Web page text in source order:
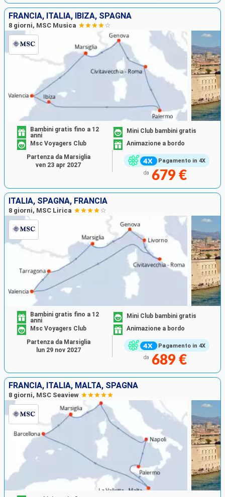
FRANCIA, ITALIA, IBIZA, SPAGNA
8 giorni, MSC Musica
Pagamento in 4X
Bambini gratis fino a 12
anni
Mini Club bambini gratis
Msc Voyagers Club
Animazione a bordo
da 679 €
Partenza da Marsiglia
ven 23 apr 2027
ITALIA, SPAGNA, FRANCIA
8 giorni, MSC Lirica
Pagamento in 4X
Bambini gratis fino a 12
anni
Mini Club bambini gratis
Msc Voyagers Club
Animazione a bordo
da 689 €
Partenza da Marsiglia
lun 29 nov 2027
FRANCIA, ITALIA, MALTA, SPAGNA
8 giorni, MSC Seaview